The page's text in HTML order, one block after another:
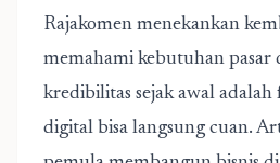
Rajakomen menekankan
memahami kebutuhan pasar
kredibilitas sejak awal adalah
digital bisa langsung cuan.